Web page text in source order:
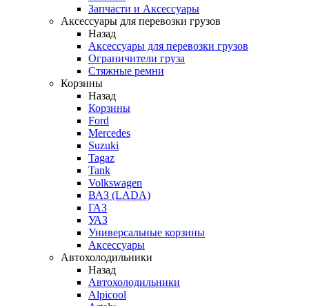
Запчасти и Аксессуары
Аксессуары для перевозки грузов
Назад
Аксессуары для перевозки грузов
Ограничители груза
Стяжные ремни
Корзины
Назад
Корзины
Ford
Mercedes
Suzuki
Tagaz
Tank
Volkswagen
ВАЗ (LADA)
ГАЗ
УАЗ
Универсальные корзины
Аксессуары
Автохолодильники
Назад
Автохолодильники
Alpicool